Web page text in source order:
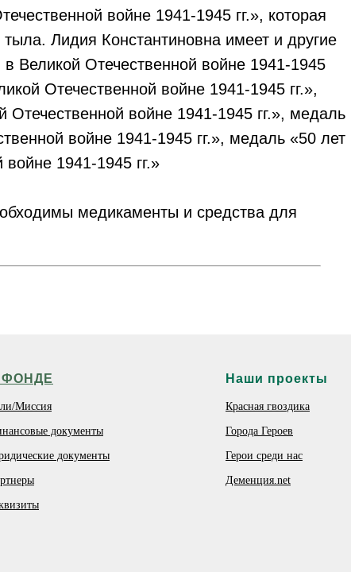
войне 1941-1945 гг.», которая
Лидия Константиновна имеет и другие
Великой Отечественной войне 1941-1945
Отечественной войне 1941-1945 гг.»,
войне 1941-1945 гг.», медаль
войне 1941-1945 гг.», медаль «50 лет
1941-1945 гг.»
медикаменты и средства для
Миссия
документы
документы
Наши проекты
Красная гвоздика
Города Героев
Герои среди нас
Деменция.net